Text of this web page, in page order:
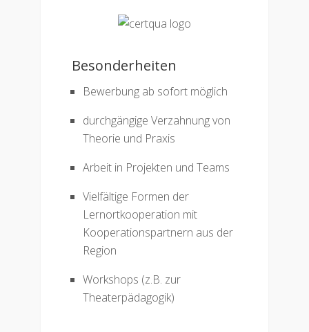
Besonderheiten
Bewerbung ab sofort möglich
durchgängige Verzahnung von
Theorie und Praxis
Arbeit in Projekten und Teams
Vielfältige Formen der
Lernortkooperation mit
Kooperationspartnern aus der
Region
Workshops (z.B. zur
Theaterpädagogik)